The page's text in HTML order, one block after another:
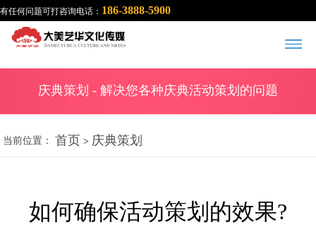
有任何问题可打咨询电话： 186-3888-5900
庆典策划 - 解决您各种庆典活动策划的问题
当前位置： 首页 > 庆典策划
如何确保活动策划的效果?